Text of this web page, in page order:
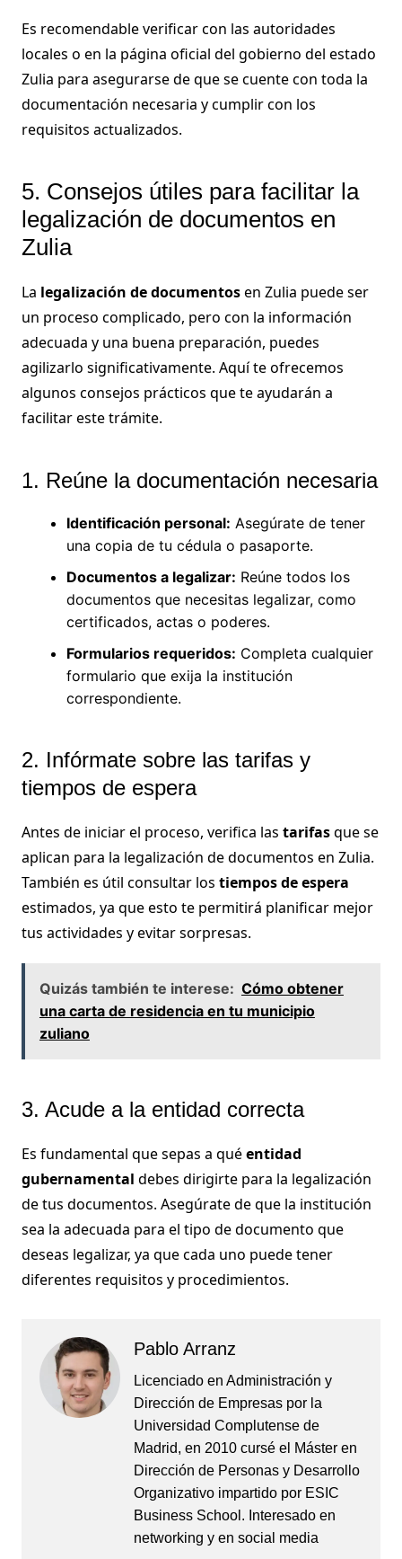
Es recomendable verificar con las autoridades
locales o en la página oficial del gobierno del estado
Zulia para asegurarse de que se cuente con toda la
documentación necesaria y cumplir con los
requisitos actualizados.
5. Consejos útiles para facilitar la
legalización de documentos en
Zulia
La legalización de documentosen Zulia puede ser
un proceso complicado, pero con la información
adecuada y una buena preparación, puedes
agilizarlo significativamente. Aquí te ofrecemos
algunos consejos prácticos que te ayudarán a
facilitar este trámite.
1. Reúne la documentación necesaria
Identificación personal: Asegúrate de tener
una copia de tu cédula o pasaporte.
Documentos a legalizar: Reúne todos los
documentos que necesitas legalizar, como
certificados, actas o poderes.
Formularios requeridos: Completa cualquier
formulario que exija la institución
correspondiente.
2. Infórmate sobre las tarifas y
tiempos de espera
Antes de iniciar el proceso, verifica las tarifasque se
aplican para la legalización de documentos en Zulia.
También es útil consultar los tiempos de espera
estimados, ya que esto te permitirá planificar mejor
tus actividades y evitar sorpresas.
Quizás también te interese: Cómo obtener
una carta de residencia en tu municipio
zuliano
3. Acude a la entidad correcta
Es fundamental que sepas a quéentidad
gubernamental debes dirigirte para la legalización
de tus documentos. Asegúrate de que la institución
sea la adecuada para el tipo de documento que
deseas legalizar, ya que cada uno puede tener
diferentes requisitos y procedimientos.
Pablo Arranz
Licenciado en Administración y
Dirección de Empresas por la
Universidad Complutense de
Madrid, en 2010 cursé el Máster en
Dirección de Personas y Desarrollo
Organizativo impartido por ESIC
Business School. Interesado en
networking y en social media